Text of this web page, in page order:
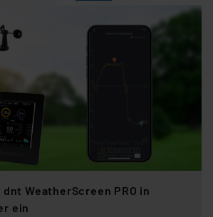
WeatherScreen PRO in
ein